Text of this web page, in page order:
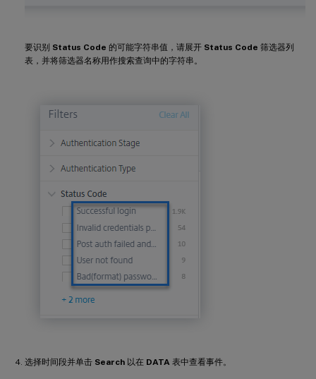
要识别 Status Code 的可能字符串值，请展开 Status Code 筛选器列
表，并将筛选器名称用作搜索查询中的字符串。
选择时间段并单击 Search 以在 DATA 表中查看事件。